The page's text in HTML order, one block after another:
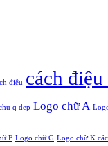
điệu cách
q dep Logo chữ A
F Logo chữ G Logo chữ K